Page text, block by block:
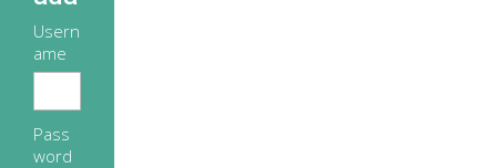
Usern
ame
Pass
word